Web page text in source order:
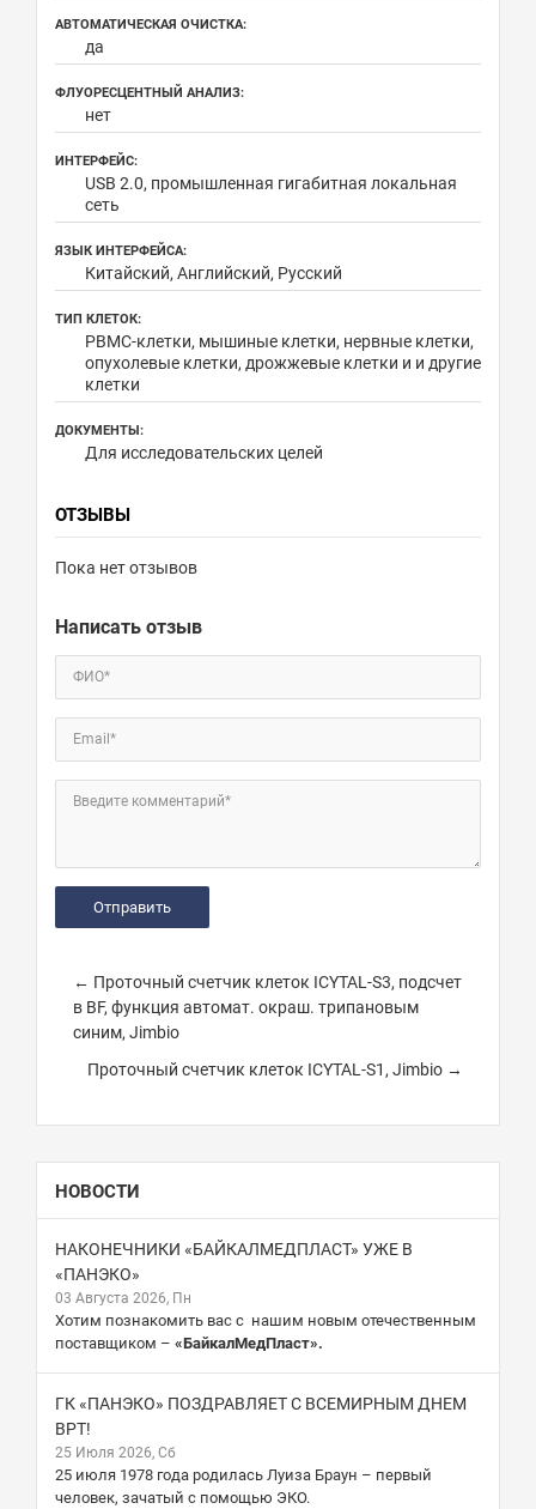
АВТОМАТИЧЕСКАЯ ОЧИСТКА:
да
ФЛУОРЕСЦЕНТНЫЙ АНАЛИЗ:
нет
ИНТЕРФЕЙС:
USB 2.0, промышленная гигабитная локальная
сеть
ЯЗЫК ИНТЕРФЕЙСА:
Китайский, Английский, Русский
ТИП КЛЕТОК:
PBMC-клетки, мышиные клетки, нервные клетки,
опухолевые клетки, дрожжевые клетки и и другие
клетки
ДОКУМЕНТЫ:
Для исследовательских целей
ОТЗЫВЫ
Пока нет отзывов
Написать отзыв
ФИО*
Email*
Введите комментарий*
← Проточный счетчик клеток ICYTAL-S3, подсчет
в BF, функция автомат. окраш. трипановым
синим, Jimbio
Проточный счетчик клеток ICYTAL-S1, Jimbio →
НОВОСТИ
НАКОНЕЧНИКИ «БАЙКАЛМЕДПЛАСТ» УЖЕ В
«ПАНЭКО»
03 Августа 2026, Пн
Хотим познакомить вас с нашим новым отечественным
поставщиком – «БайкалМедПласт».
ГК «ПАНЭКО» ПОЗДРАВЛЯЕТ С ВСЕМИРНЫМ ДНЕМ
ВРТ!
25 Июля 2026, Сб
25 июля 1978 года родилась Луиза Браун – первый
человек, зачатый с помощью ЭКО.